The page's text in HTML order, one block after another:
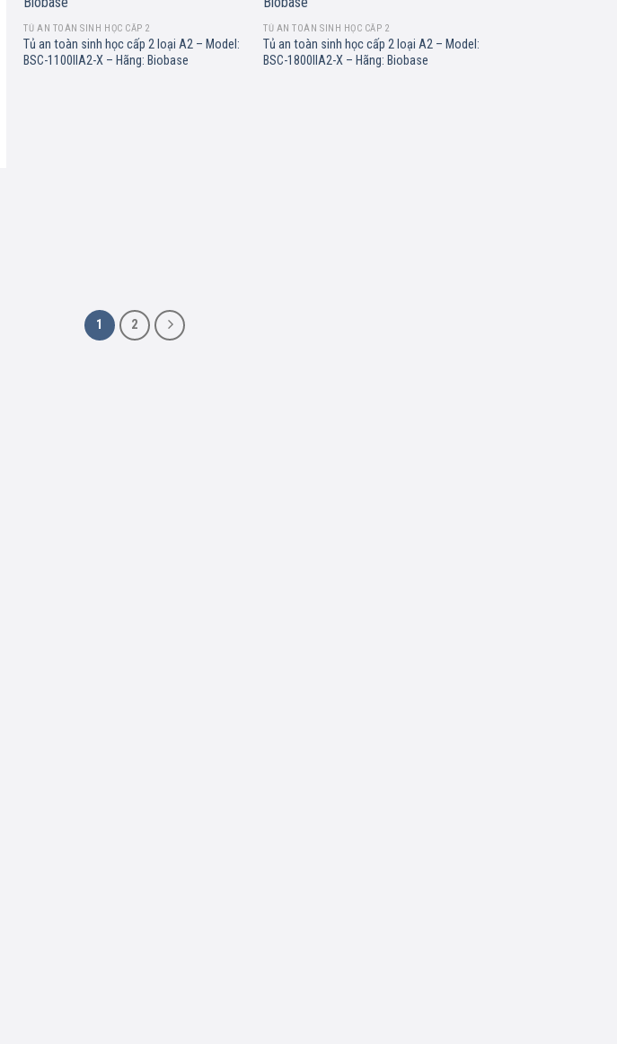
TỦ AN TOÀN SINH HỌC CẤP 2
Tủ an toàn sinh học cấp 2 loại A2 – Model:
BSC-1100IIA2-X – Hãng: Biobase
TỦ AN TOÀN SINH HỌC CẤP 2
Tủ an toàn sinh học cấp 2 loại A2 – Model:
BSC-1800IIA2-X – Hãng: Biobase
1 2